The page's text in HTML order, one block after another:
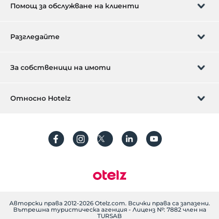
хотел за възрастни
Помощ за обслужване на клиенти
Управление на резервацията
Често задавани въпроси
Разгледайте
Карта за подарък
регистрирам
За собственици на имоти
Избройте своя имот сега
Относно Hotelz
поясняващ текст
Авторски права 2012-2026 Otelz.com. Всички права са запазени.
Вътрешна туристическа агенция - Лиценз №: 7882 член на
TURSAB